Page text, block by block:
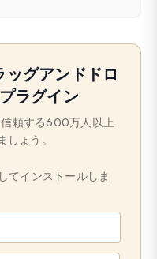
グアンドドロ
ラグイン
頼する600万人以上
ょう。
てインストールしま